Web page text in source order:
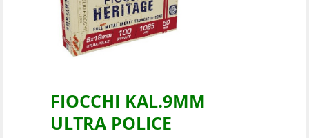
FIOCCHI KAL.9MM
ULTRA POLICE